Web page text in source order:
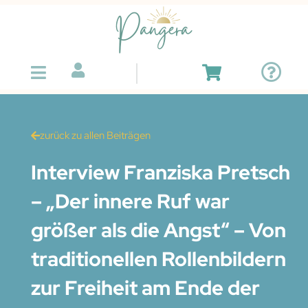
zurück zu allen Beiträgen
Interview Franziska Pretsch
– „Der innere Ruf war
größer als die Angst“ – Von
traditionellen Rollenbildern
zur Freiheit am Ende der